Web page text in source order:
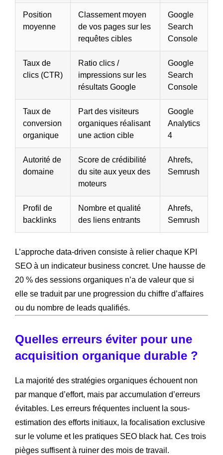
Position
moyenne
Classement moyen
de vos pages sur les
requêtes cibles
Google
Search
Console
Taux de
clics (CTR)
Ratio clics /
impressions sur les
résultats Google
Google
Search
Console
Taux de
conversion
organique
Part des visiteurs
organiques réalisant
une action cible
Google
Analytics
4
Autorité de
domaine
Score de crédibilité
du site aux yeux des
moteurs
Ahrefs,
Semrush
Profil de
backlinks
Nombre et qualité
des liens entrants
Ahrefs,
Semrush
L’approche data-driven consiste à relier chaque KPI
SEO à un indicateur business concret. Une hausse de
20 % des sessions organiques n’a de valeur que si
elle se traduit par une progression du chiffre d’affaires
ou du nombre de leads qualifiés.
Quelles erreurs éviter pour une
acquisition organique durable ?
La majorité des stratégies organiques échouent non
par manque d’effort, mais par accumulation d’erreurs
évitables. Les erreurs fréquentes incluent la sous-
estimation des efforts initiaux, la focalisation exclusive
sur le volume et les pratiques SEO black hat. Ces trois
pièges suffisent à ruiner des mois de travail.